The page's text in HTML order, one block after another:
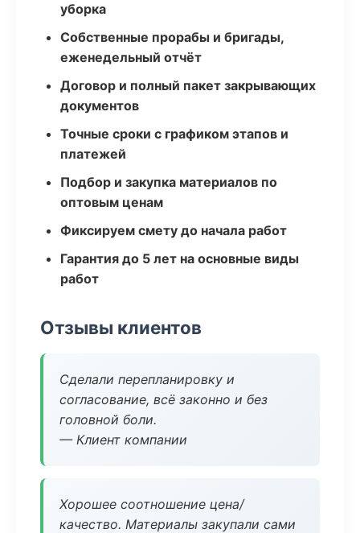
уборка
Собственные прорабы и бригады,
еженедельный отчёт
Договор и полный пакет закрывающих
документов
Точные сроки с графиком этапов и
платежей
Подбор и закупка материалов по
оптовым ценам
Фиксируем смету до начала работ
Гарантия до 5 лет на основные виды
работ
Отзывы клиентов
Сделали перепланировку и
согласование, всё законно и без
головной боли.
— Клиент компании
Хорошее соотношение цена/
качество. Материалы закупали сами